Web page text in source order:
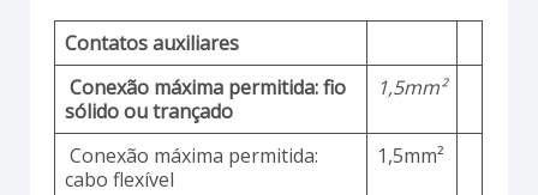
Contatos auxiliares
Conexão máxima permitida: fio
sólido ou trançado
1,5mm²
Conexão máxima permitida:
cabo flexível
1,5mm²